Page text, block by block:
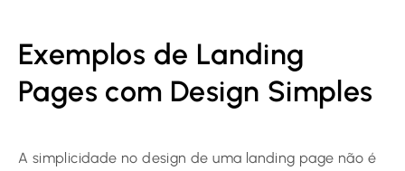
Exemplos de Landing
Pages com Design Simples
A simplicidade no design de uma landing page não é